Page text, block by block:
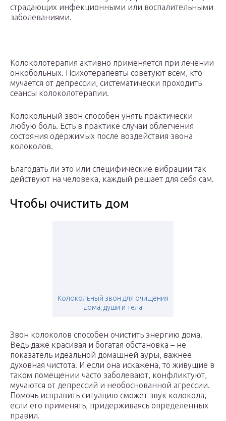
страдающих инфекционными или воспалительными
заболеваниями.
Колоколотерапия активно применяется при лечении
онкобольных. Психотерапевты советуют всем, кто
мучается от депрессии, систематически проходить
сеансы колоколотерапии.
Колокольный звон способен унять практически
любую боль. Есть в практике случаи облегчения
состояния одержимых после воздействия звона
колоколов.
Благодать ли это или специфические вибрации так
действуют на человека, каждый решает для себя сам.
Чтобы очистить дом
Колокольный звон для очищения
дома, души и тела
Звон колоколов способен очистить энергию дома.
Ведь даже красивая и богатая обстановка – не
показатель идеальной домашней ауры, важнее
духовная чистота. И если она искажена, то живущие в
таком помещении часто заболевают, конфликтуют,
мучаются от депрессий и необоснованной агрессии.
Помочь исправить ситуацию сможет звук колокола,
если его применять, придерживаясь определенных
правил.